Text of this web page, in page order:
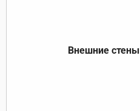
Внешние стены